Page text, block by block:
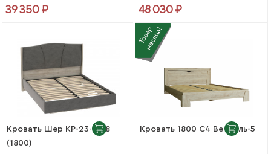
39 350 ₽ 48 030 ₽
Кровать Шер КР-23-М-18
(1800)
Кровать 1800 С4 Версаль-5